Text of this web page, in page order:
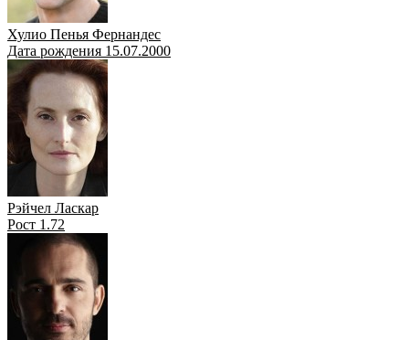
Хулио Пенья Фернандес
Дата рождения 15.07.2000
Рэйчел Ласкар
Рост 1.72